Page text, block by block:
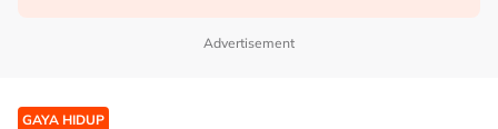
Advertisement
GAYA HIDUP